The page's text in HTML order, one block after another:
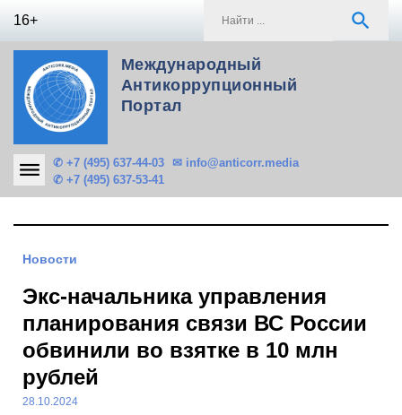
16+ search
Международный
Антикоррупционный
Портал
✆ +7 (495) 637-44-03
✆ +7 (495) 637-53-41
✉ info@anticorr.media
Новости
Экс-начальника управления
планирования связи ВС России
обвинили во взятке в 10 млн
рублей
28.10.2024